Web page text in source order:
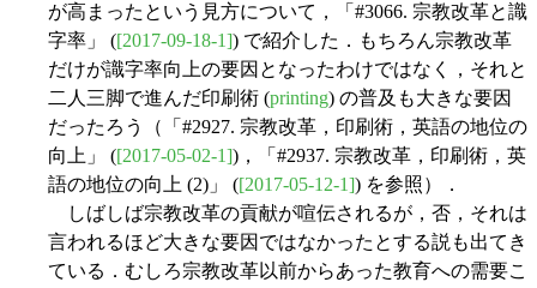
が高まったという見方について，「#3066. 宗教改革と識
字率」 ([2017-09-18-1]) で紹介した．もちろん宗教改革
だけが識字率向上の要因となったわけではなく，それと
二人三脚で進んだ印刷術 (printing) の普及も大きな要因
だったろう（「#2927. 宗教改革，印刷術，英語の地位の
向上」 ([2017-05-02-1])，「#2937. 宗教改革，印刷術，英
語の地位の向上 (2)」 ([2017-05-12-1]) を参照）．
しばしば宗教改革の貢献が喧伝されるが，否，それは
言われるほど大きな要因ではなかったとする説も出てき
ている．むしろ宗教改革以前からあった教育への需要こ